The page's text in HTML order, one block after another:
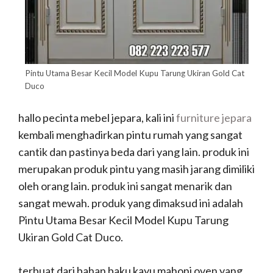
Pintu Utama Besar Kecil Model Kupu Tarung Ukiran Gold Cat
Duco
hallo pecinta mebel jepara, kali inifurniture jepara
kembali menghadirkan pintu rumah yang sangat
cantik dan pastinya beda dari yang lain. produk ini
merupakan produk pintu yang masih jarang dimiliki
oleh orang lain. produk ini sangat menarik dan
sangat mewah. produk yang dimaksud ini adalah
Pintu Utama Besar Kecil Model Kupu Tarung
Ukiran Gold Cat Duco.